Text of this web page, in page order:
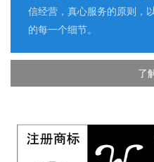
信经营，真心服务的原则，
的每一个细节。
了